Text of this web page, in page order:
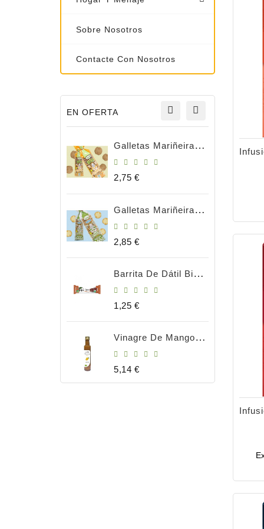
Sobre Nosotros
Contacte Con Nosotros
EN OFERTA
Galletas Mariñeiras Integrales 180g BIO
Precio
2,75 €
Galletas Mariñeiras Natural Bio 180gr
Precio
2,85 €
Barrita De Dátil Bio 35gr
Precio
1,25 €
Vinagre De Mango Bio 250ml
Precio
5,14 €